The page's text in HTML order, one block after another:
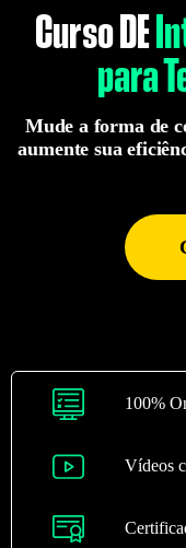
Curso DE
para
Mude a forma de
aumente sua
100%
Vídeos